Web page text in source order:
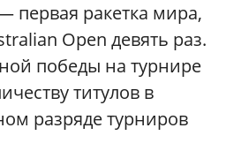
первая ракетка мира,
Open девять раз.
победы на турнире
титулов в
разряде турниров